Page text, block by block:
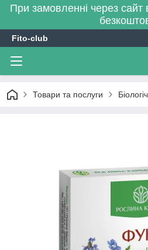
При замовленні через сайт
Fito-club
Товари та послуги